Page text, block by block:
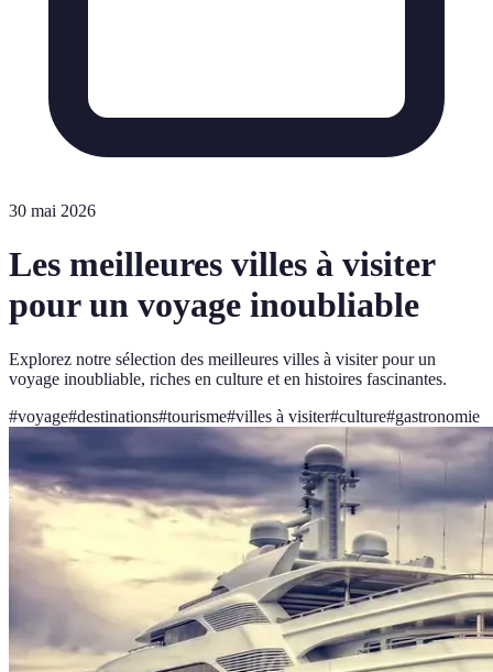
30 mai 2026
Les meilleures villes à visiter
pour un voyage inoubliable
Explorez notre sélection des meilleures villes à visiter pour un
voyage inoubliable, riches en culture et en histoires fascinantes.
#voyage#destinations#tourisme#villes à visiter#culture#gastronomie